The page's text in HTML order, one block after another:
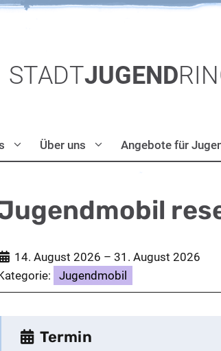
STADTJUGEND
Über uns Angebote für
14. August 2026 – 31. August 2026
Jugendmobil
Termin